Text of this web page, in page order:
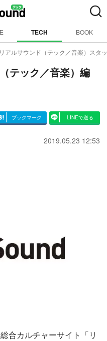
TECH BOOK
リアルサウンド（テック／音楽）スタ
テック／音楽）編
ブックマーク LINEで送る
2019.05.23 12:53
合カルチャーサイト「リ